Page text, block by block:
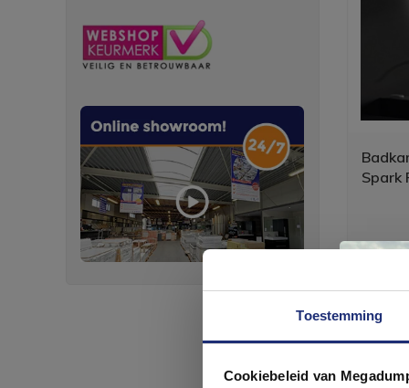
Toestemming
Cookiebeleid van
Spark